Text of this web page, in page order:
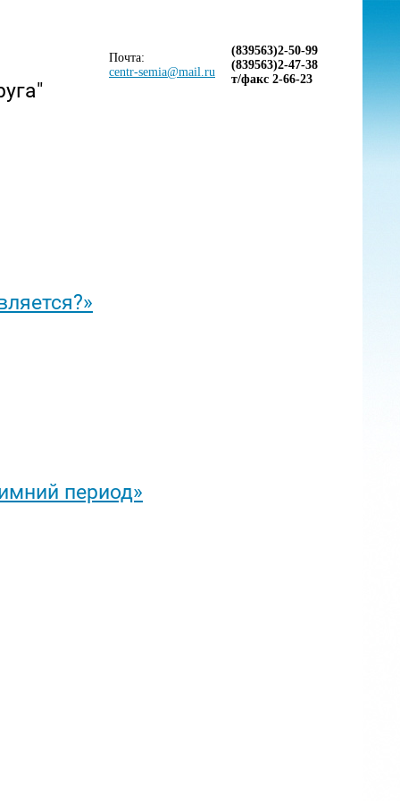
Почта:
centr-semia@mail.ru
(839563)2-50-99
(839563)2-47-38
т/факс 2-66-23
период»